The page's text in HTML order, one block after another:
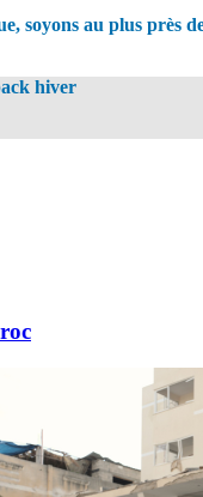
soyons au plus près
hiver